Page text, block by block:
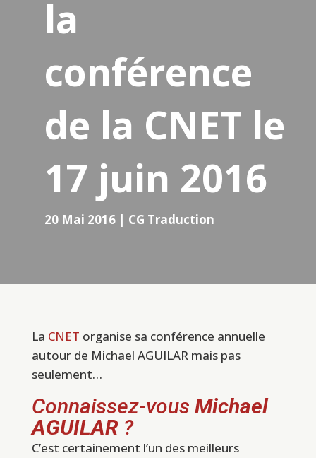
la
conférence
de la CNET le
17 juin 2016
20 Mai 2016| CG Traduction
La CNET organise sa conférence annuelle
autour de Michael AGUILAR mais pas
seulement…
Connaissez-vous Michael
AGUILAR?
C’est certainement l’un des meilleurs